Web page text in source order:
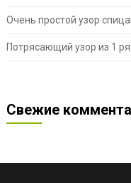
Очень простой узор
Потрясающий узор из 1
Свежие